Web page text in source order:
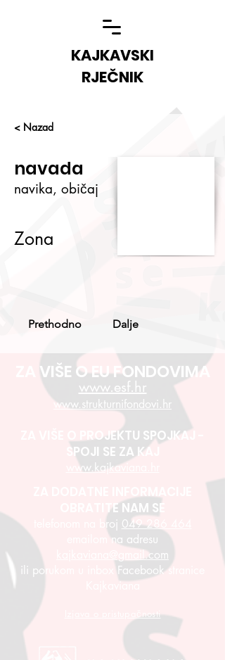
KAJKAVSKI
RJEČNIK
< Nazad
navada
navika, običaj
Zona
Prethodno Dalje
ZA VIŠE O EU FONDOVIMA
www.esf.hr
www.strukturnifondovi.hr
ZA VIŠE O PROJEKTU SPOJKAJ -
SPOJI SE ZA KAJ
www.kajkaviana.hr
ZA DODATNE INFORMACIJE
OBRATITE NAM SE
telefonom na broj 049 286 464
emailom na adresu
kajkaviana@gmail.com
ili porukom u inbox Facebook stranice
Kajkaviana
Izjava o pristupačnosti